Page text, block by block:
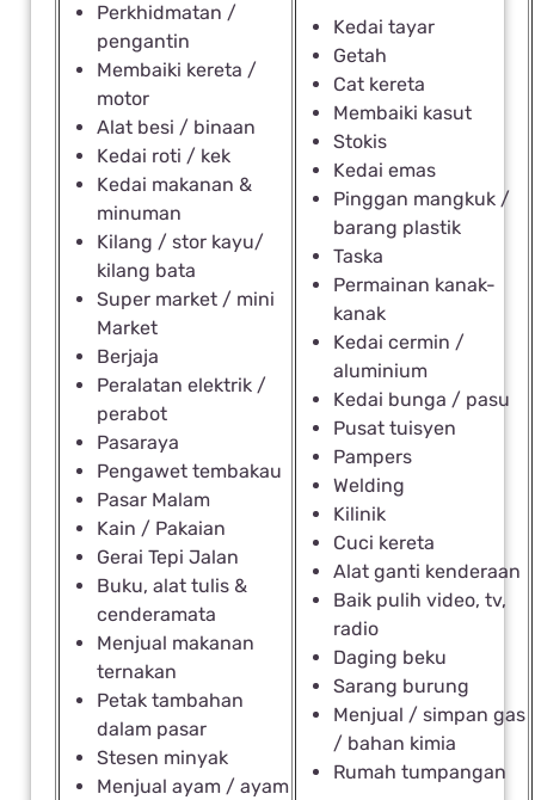
Perkhidmatan /
pengantin
Membaiki kereta /
motor
Alat besi / binaan
Kedai roti / kek
Kedai makanan &
minuman
Kilang / stor kayu/
kilang bata
Super market / mini
Market
Berjaja
Peralatan elektrik /
perabot
Pasaraya
Pengawet tembakau
Pasar Malam
Kain / Pakaian
Gerai Tepi Jalan
Buku, alat tulis &
cenderamata
Menjual makanan
ternakan
Petak tambahan
dalam pasar
Stesen minyak
Menjual ayam / ayam
Kedai tayar
Getah
Cat kereta
Membaiki kasut
Stokis
Kedai emas
Pinggan mangkuk /
barang plastik
Taska
Permainan kanak-
kanak
Kedai cermin /
aluminium
Kedai bunga / pasu
Pusat tuisyen
Pampers
Welding
Kilinik
Cuci kereta
Alat ganti kenderaan
Baik pulih video, tv,
radio
Daging beku
Sarang burung
Menjual / simpan gas
/ bahan kimia
Rumah tumpangan